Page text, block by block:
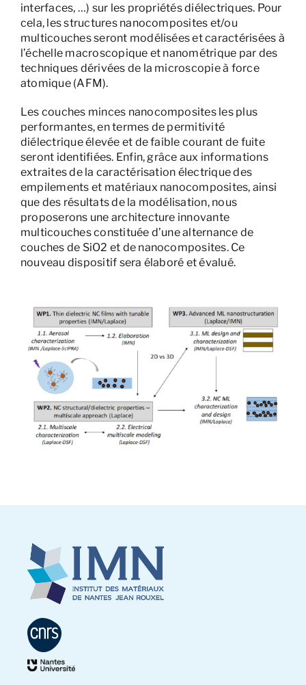
interfaces, …) sur les propriétés diélectriques. Pour
cela, les structures nanocomposites et/ou
multicouches seront modélisées et caractérisées à
l’échelle macroscopique et nanométrique par des
techniques dérivées de la microscopie à force
atomique (AFM).
Les couches minces nanocomposites les plus
performantes, en termes de permitivité
diélectrique élevée et de faible courant de fuite
seront identifiées. Enfin, grâce aux informations
extraites de la caractérisation électrique des
empilements et matériaux nanocomposites, ainsi
que des résultats de la modélisation, nous
proposerons une architecture innovante
multicouches constituée d’une alternance de
couches de SiO2 et de nanocomposites. Ce
nouveau dispositif sera élaboré et évalué.